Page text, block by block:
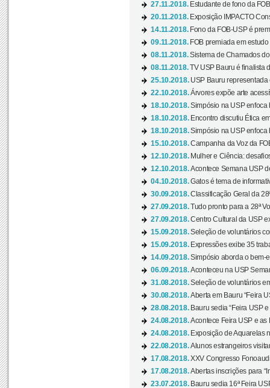
27.11.2018. Estudante de fono da
20.11.2018. Exposição IMPACTO
14.11.2018. Fono da FOB-USP é
09.11.2018. FOB premiada em estudo
08.11.2018.Sistema de Chamados
08.11.2018.TV USP Bauru é finalista
25.10.2018. USP Bauru representada
22.10.2018.Árvores expõe arte
18.10.2018.Simpósio na USP enfoca
18.10.2018. Encontro discutiu Ética
18.10.2018.Simpósio na USP enfoca
15.10.2018.Campanha da Voz da
12.10.2018. Mulher e Ciência:
12.10.2018.Acontece Semana USP
04.10.2018.Gatos é tema de
30.09.2018.Classificação Geral da
27.09.2018.Tudo pronto para a 28ª
27.09.2018.Centro Cultural da USP
15.09.2018.Seleção de voluntários
15.09.2018. Expressões exibe 35
14.09.2018.Simpósio aborda o bem-
06.09.2018.Aconteceu na USP
31.08.2018.Seleção de voluntários
30.08.2018.Aberta em Bauru “Feira
28.08.2018. Bauru sedia “Feira USP
24.08.2018.Acontece Feira USP e as
24.08.2018. Exposição de Aquarelas
22.08.2018.Alunos estrangeiros
17.08.2018.XXV Congresso
17.08.2018.Abertas inscrições para
23.07.2018. Bauru sedia 16ª Feira